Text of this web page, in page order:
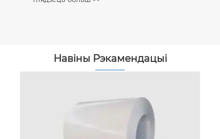
Навіны Рэкамендацыі
Як транспартаваць рулоны сталі?